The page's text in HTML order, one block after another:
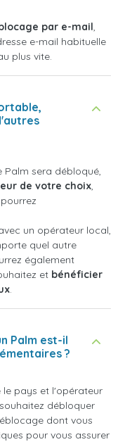
par e-mail,
e-mail habituelle
plus vite.
Palm sera débloqué,
de votre choix,
un opérateur local,
quel autre
également
et bénéficier
.
Palm est-il
?
le pays et l'opérateur
débloquer
dont vous
pour vous assurer